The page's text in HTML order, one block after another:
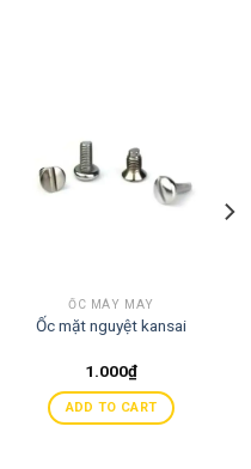
ỐC MÁY MAY
Ốc mặt nguyệt kansai
1.000₫
ADD TO CART